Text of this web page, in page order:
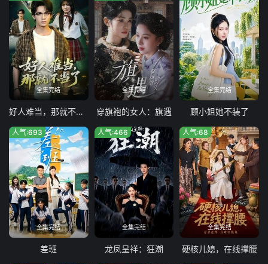
全集完结
好人难当，那就不当了
全集完结
穿旗袍的女人：旗遇
全集完结
顾小姐她不装了
全集完结
人气:693
差班
全集完结
人气:466
龙凤呈祥：狂潮
全集完结
人气:68
硬核儿媳，在线撑腰